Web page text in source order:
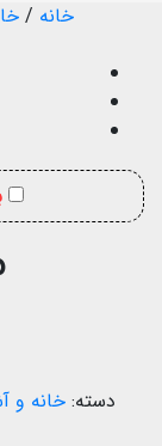
خانه /
دسته:خانه و